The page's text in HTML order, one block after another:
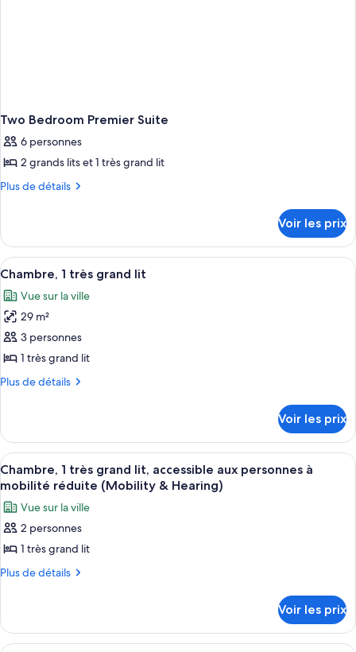
Two Bedroom Premier Suite
6 personnes
2 grands lits et 1 très grand lit
Plus de détails
Plus
le
type
de
Two
Bedroom
Premier
Suite
Voir les prix
Afficher
toutes
les
photos
pour
ce
type
Chambre,
très
grand
lit
Une chambre d’hôtel avec un
6
Chambre, 1 très grand lit
Vue sur la ville
29 m²
3 personnes
1 très grand lit
Plus de détails
Plus
le
type
de
chambre
très
lit
Voir les prix
Afficher
toutes
les
photos
pour
ce
type
Chambre,
Une chambre d’hôtel avec un lit, un
11
Chambre, 1 très grand lit, accessible aux personnes à
mobilité réduite (Mobility & Hearing)
Vue sur la ville
2 personnes
1 très grand lit
Plus de détails
Plus
le
type
Voir les prix
Une chambre d’hôtel avec deux